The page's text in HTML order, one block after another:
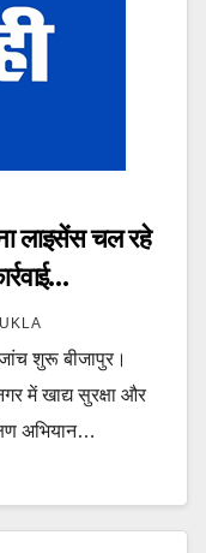
लाइसेंस चल रहे
जांच शुरू बीजापुर।
में खाद्य सुरक्षा और
अभियान…